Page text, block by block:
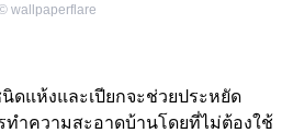
wallpaperflare
ดแห้งและเปียกจะช่วยประหยัด
ทำความสะอาดบ้านโดยที่ไม่ต้องใช้